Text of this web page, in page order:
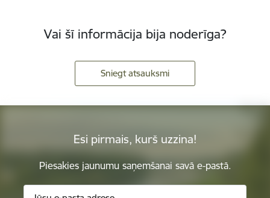
Vai šī informācija bija noderīga?
Sniegt atsauksmi
Esi pirmais, kurš uzzina!
Piesakies jaunumu saņemšanai savā e-pastā.